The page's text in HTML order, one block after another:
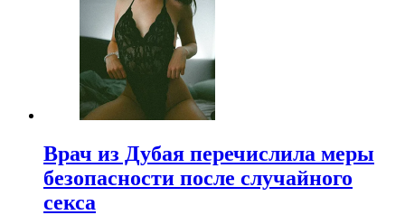
Врач из Дубая перечислила меры
безопасности после случайного
секса